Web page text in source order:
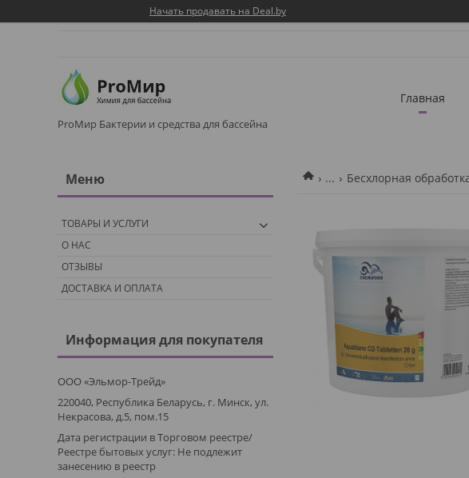
Начать продавать на Deal.by
ProМир Бактерии и средства для бассейна
Главная
... Бесхлорная
ТОВАРЫ И УСЛУГИ
О НАС
ОТЗЫВЫ
ДОСТАВКА И ОПЛАТА
Информация для покупателя
ООО «Эльмор-Трейд»
220040, Республика Беларусь, г. Минск, ул.
Некрасова, д.5, пом.15
Дата регистрации в Торговом реестре/
Реестре бытовых услуг: Не подлежит
занесению в реестр